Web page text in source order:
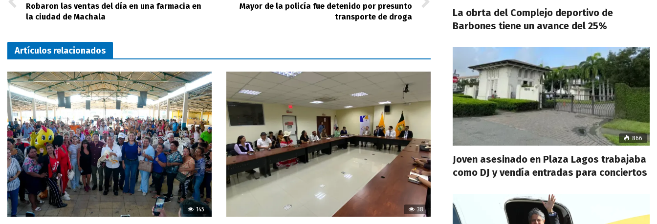
Robaron las ventas del día en una farmacia en
la ciudad de Machala
Mayor de la policía fue detenido por presunto
transporte de droga
Artículos relacionados
145 38
La obrta del Complejo deportivo de
Barbones tiene un avance del 25%
866
Joven asesinado en Plaza Lagos trabajaba
como DJ y vendía entradas para conciertos